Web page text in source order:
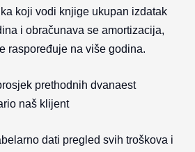
koji vodi knjige ukupan izdatak
i obračunava se amortizacija,
raspoređuje na više godina.
prethodnih dvanaest
naš klijent
dati pregled svih troškova i